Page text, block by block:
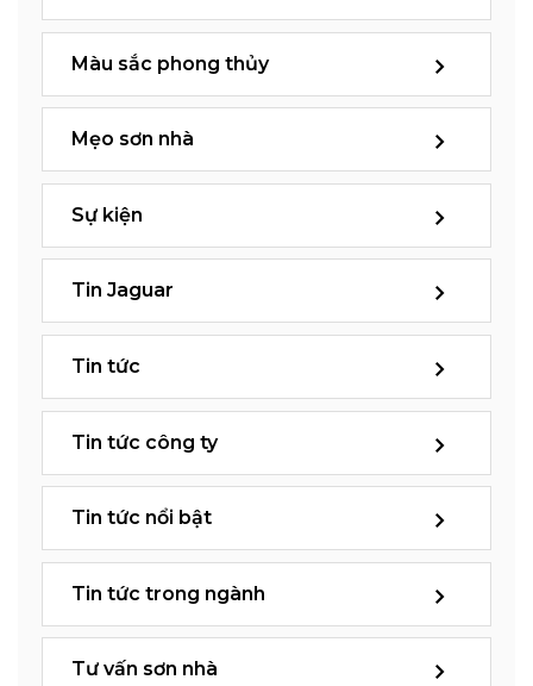
Màu sắc phong thủy
Mẹo sơn nhà
Sự kiện
Tin Jaguar
Tin tức
Tin tức công ty
Tin tức nổi bật
Tin tức trong ngành
Tư vấn sơn nhà